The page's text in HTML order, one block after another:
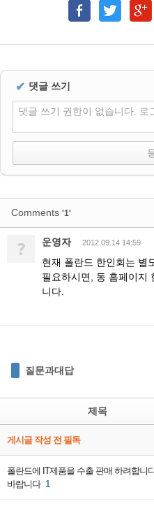
✔ 댓글 쓰기
댓글 쓰기 권한이 없습니다. 로
Comments '1'
? 운영자 2012.09.14 14:59
현재 폴란드 한인회는 별
필요하시면, 동 홈페이지
니다.
질문과대답
제목
게시글 작성 전 필독
폴란드에 IT제품을 수출 판매 하려합니
바랍니다 1